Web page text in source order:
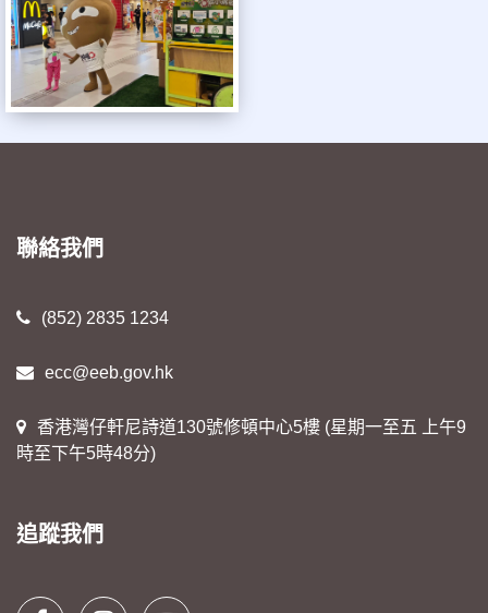
聯絡我們
(852) 2835 1234
ecc@eeb.gov.hk
香港灣仔軒尼詩道130號修頓中心5樓 (星期一至五 上午9
時至下午5時48分)
追蹤我們